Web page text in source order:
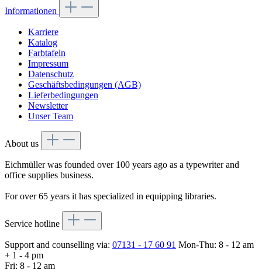
Informationen
Karriere
Katalog
Farbtafeln
Impressum
Datenschutz
Geschäftsbedingungen (AGB)
Lieferbedingungen
Newsletter
Unser Team
About us
Eichmüller was founded over 100 years ago as a typewriter and
office supplies business.
For over 65 years it has specialized in equipping libraries.
Service hotline
Support and counselling via: 07131 - 17 60 91 Mon-Thu: 8 - 12 am
+ 1 - 4 pm
Fri: 8 - 12 am